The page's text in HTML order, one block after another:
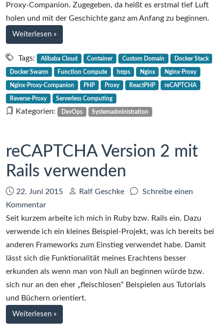
Serverless
Computing
in
der
Alibaba
Cloud
Proxy-Companion. Zugegeben, da heißt es erstmal tief Luft
holen und mit der Geschichte ganz am Anfang zu beginnen.
Weiterlesen bei
Ein
Proxy
für
das
Serverless
Computing
in
Cloud
»
Tags: Alibaba Cloud Container Custom Domain Docker Stack
Docker Swarm Function Compute https Nginx Nginx-Proxy
Nginx-Proxy-Companion PHP Proxy ReactPHP reCAPTCHA
Reverse-Proxy Serverless Computing
Kategorien: DevOps Systemadministration
reCAPTCHA Version 2 mit
Rails verwenden
Datum:
22. Juni 2015 Autor:
Ralf Geschke
Schreibe einen
Kommentarzu
reCAPTCHA
Version
2
mit
Rails
verwenden
Seit kurzem arbeite ich mich in Ruby bzw. Rails ein. Dazu
verwende ich ein kleines Beispiel-Projekt, was ich bereits bei
anderen Frameworks zum Einstieg verwendet habe. Damit
lässt sich die Funktionalität meines Erachtens besser
erkunden als wenn man von Null an beginnen würde bzw.
sich nur an den eher „fleischlosen“ Beispielen aus Tutorials
und Büchern orientiert.
Weiterlesen bei
reCAPTCHA
»